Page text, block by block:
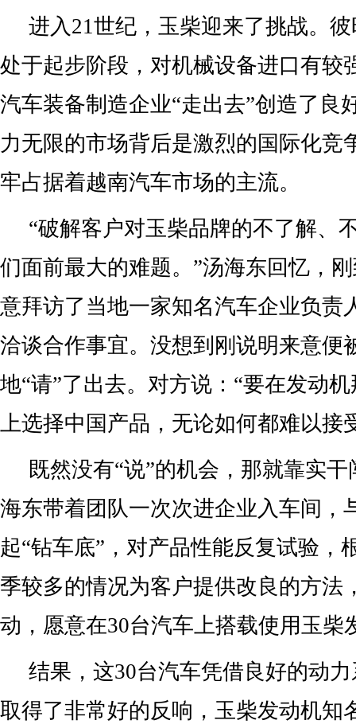
进入21世纪，玉柴迎来了挑战。
处于起步阶段，对机械设备进口有较
汽车装备制造企业“走出去”创造了良
力无限的市场背后是激烈的国际化竞
牢占据着越南汽车市场的主流。
“破解客户对玉柴品牌的不了解、
们面前最大的难题。”汤海东回忆，
意拜访了当地一家知名汽车企业负责
洽谈合作事宜。没想到刚说明来意便
地“请”了出去。对方说：“要在发动
上选择中国产品，无论如何都难以接
既然没有“说”的机会，那就靠实
海东带着团队一次次进企业入车间，
起“钻车底”，对产品性能反复试验，
季较多的情况为客户提供改良的方法
动，愿意在30台汽车上搭载使用玉柴
结果，这30台汽车凭借良好的动
取得了非常好的反响，玉柴发动机知